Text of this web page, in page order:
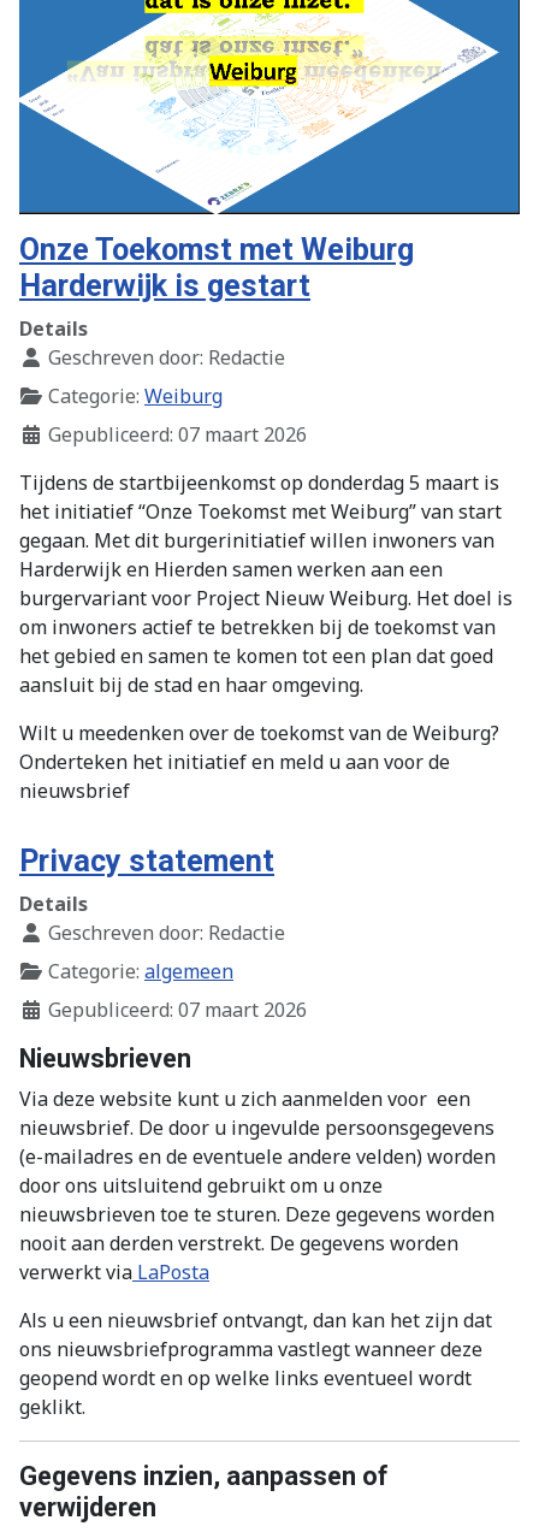
Onze Toekomst met Weiburg
Harderwijk is gestart
Details
Geschreven door: Redactie
Categorie: Weiburg
Gepubliceerd: 07 maart 2026
Tijdens de startbijeenkomst op donderdag 5 maart is
het initiatief “Onze Toekomst met Weiburg” van start
gegaan. Met dit burgerinitiatief willen inwoners van
Harderwijk en Hierden samen werken aan een
burgervariant voor Project Nieuw Weiburg. Het doel is
om inwoners actief te betrekken bij de toekomst van
het gebied en samen te komen tot een plan dat goed
aansluit bij de stad en haar omgeving.
Wilt u meedenken over de toekomst van de Weiburg?
Onderteken het initiatief en meld u aan voor de
nieuwsbrief
Privacy statement
Details
Geschreven door: Redactie
Categorie: algemeen
Gepubliceerd: 07 maart 2026
Nieuwsbrieven
Via deze website kunt u zich aanmelden voor een
nieuwsbrief. De door u ingevulde persoonsgegevens
(e-mailadres en de eventuele andere velden) worden
door ons uitsluitend gebruikt om u onze
nieuwsbrieven toe te sturen. Deze gegevens worden
nooit aan derden verstrekt. De gegevens worden
verwerkt via LaPosta
Als u een nieuwsbrief ontvangt, dan kan het zijn dat
ons nieuwsbriefprogramma vastlegt wanneer deze
geopend wordt en op welke links eventueel wordt
geklikt.
Gegevens inzien, aanpassen of
verwijderen